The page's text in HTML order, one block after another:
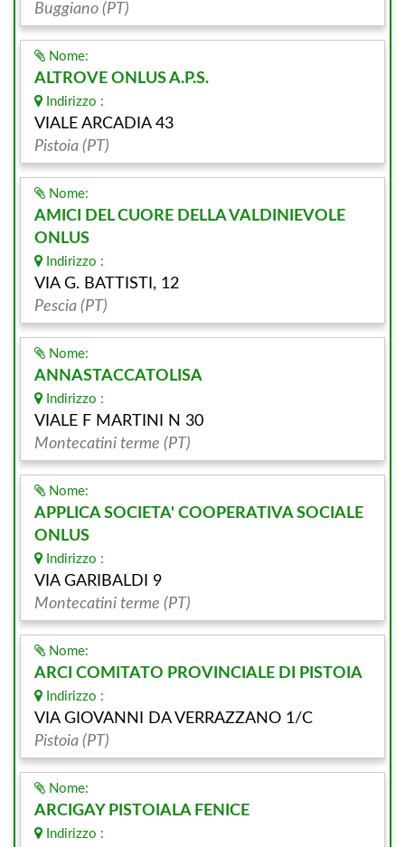
Buggiano (PT)
Nome:
ALTROVE ONLUS A.P.S.
Indirizzo :
VIALE ARCADIA 43
Pistoia (PT)
Nome:
AMICI DEL CUORE DELLA VALDINIEVOLE
ONLUS
Indirizzo :
VIA G. BATTISTI, 12
Pescia (PT)
Nome:
ANNASTACCATOLISA
Indirizzo :
VIALE F MARTINI N 30
Montecatini terme (PT)
Nome:
APPLICA SOCIETA' COOPERATIVA SOCIALE
ONLUS
Indirizzo :
VIA GARIBALDI 9
Montecatini terme (PT)
Nome:
ARCI COMITATO PROVINCIALE DI PISTOIA
Indirizzo :
VIA GIOVANNI DA VERRAZZANO 1/C
Pistoia (PT)
Nome:
ARCIGAY PISTOIALA FENICE
Indirizzo :